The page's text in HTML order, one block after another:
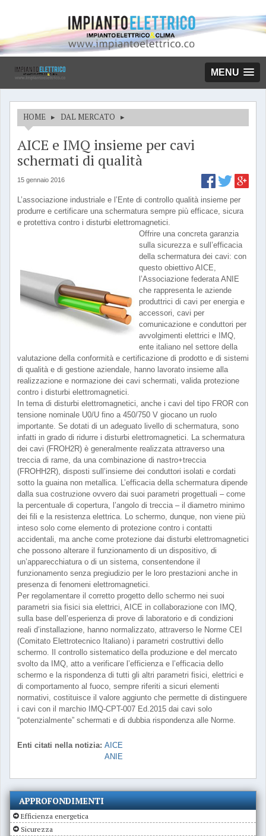
MENU
HOME ▸ DAL MERCATO ▸
AICE e IMQ insieme per cavi
schermati di qualità
15 gennaio 2016
L’associazione industriale e l’Ente di controllo qualità insieme per
produrre e certificare una schermatura sempre più efficace, sicura
e protettiva contro i disturbi elettromagnetici.
Offrire una concreta garanzia
sulla sicurezza e sull’efficacia
della schermatura dei cavi: con
questo obiettivo AICE,
l’Associazione federata ANIE
che rappresenta le aziende
produttrici di cavi per energia e
accessori, cavi per
comunicazione e conduttori per
avvolgimenti elettrici e IMQ,
ente italiano nel settore della
valutazione della conformità e certificazione di prodotto e di sistemi
di qualità e di gestione aziendale, hanno lavorato insieme alla
realizzazione e normazione dei cavi schermati, valida protezione
contro i disturbi elettromagnetici.
In tema di disturbi elettromagnetici, anche i cavi del tipo FROR con
tensione nominale U0/U fino a 450/750 V giocano un ruolo
importante. Se dotati di un adeguato livello di schermatura, sono
infatti in grado di ridurre i disturbi elettromagnetici. La schermatura
dei cavi (FROH2R) è generalmente realizzata attraverso una
treccia di rame, da una combinazione di nastro+treccia
(FROHH2R), disposti sull’insieme dei conduttori isolati e cordati
sotto la guaina non metallica. L’efficacia della schermatura dipende
dalla sua costruzione ovvero dai suoi parametri progettuali – come
la percentuale di copertura, l’angolo di treccia – il diametro minimo
dei fili e la resistenza elettrica. Lo schermo, dunque, non viene più
inteso solo come elemento di protezione contro i contatti
accidentali, ma anche come protezione dai disturbi elettromagnetici
che possono alterare il funzionamento di un dispositivo, di
un’apparecchiatura o di un sistema, consentendone il
funzionamento senza pregiudizio per le loro prestazioni anche in
presenza di fenomeni elettromagnetici.
Per regolamentare il corretto progetto dello schermo nei suoi
parametri sia fisici sia elettrici, AICE in collaborazione con IMQ,
sulla base dell’esperienza di prove di laboratorio e di condizioni
reali d’installazione, hanno normalizzato, attraverso le Norme CEI
(Comitato Elettrotecnico Italiano) i parametri costruttivi dello
schermo. Il controllo sistematico della produzione e del mercato
svolto da IMQ, atto a verificare l’efficienza e l’efficacia dello
schermo e la rispondenza di tutti gli altri parametri fisici, elettrici e
di comportamento al fuoco, sempre riferiti a sicuri elementi
normativi, costituisce il valore aggiunto che permette di distinguere
i cavi con il marchio IMQ-CPT-007 Ed.2015 dai cavi solo
“potenzialmente” schermati e di dubbia rispondenza alle Norme.
Enti citati nella notizia: AICE
ANIE
APPROFONDIMENTI
Efficienza energetica
Sicurezza